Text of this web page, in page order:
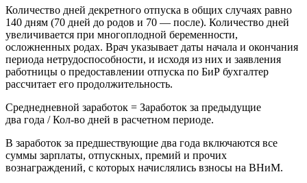
Количество дней декретного отпуска в общих случаях равно
140 дням (70 дней до родов и 70 — после). Количество дней
увеличивается при многоплодной беременности,
осложненных родах. Врач указывает даты начала и окончания
периода нетрудоспособности, и исходя из них и заявления
работницы о предоставлении отпуска по БиР бухгалтер
рассчитает его продолжительность.
Среднедневной заработок = Заработок за предыдущие
два года / Кол-во дней в расчетном периоде.
В заработок за предшествующие два года включаются все
суммы зарплаты, отпускных, премий и прочих
вознаграждений, с которых начислялись взносы на ВНиМ.